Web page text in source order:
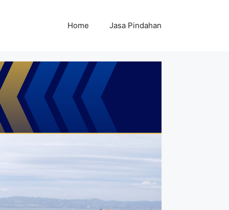
Home Jasa Pindahan